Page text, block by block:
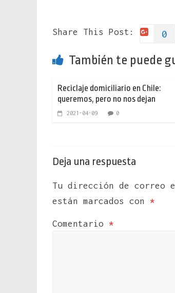
Share This Post: 0
También te puede
Reciclaje domiciliario en Chile:
queremos, pero no nos dejan
2021-04-09 0
Deja una respuesta
Tu dirección de correo
están marcados con *
Comentario *